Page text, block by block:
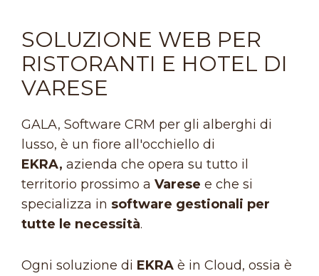
SOLUZIONE WEB PER
RISTORANTI E HOTEL DI
VARESE
GALA, Software CRM per gli alberghi di
lusso, è un fiore all'occhiello di
EKRA, azienda che opera su tutto il
territorio prossimo a Varese e che si
specializza in software gestionali per
tutte le necessità.
Ogni soluzione di EKRA è in Cloud, ossia è